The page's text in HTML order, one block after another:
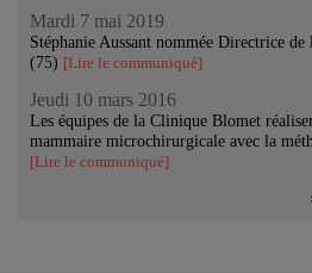
Mardi 7 mai 2019
Stéphanie Aussant nommée Directrice
(75) [Lire le communiqué]
Jeudi 10 mars 2016
Les équipes de la Clinique Blomet
mammaire microchirurgicale avec la
[Lire le communiqué]